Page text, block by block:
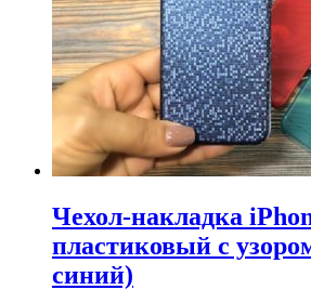
Чехол-накладка
пластиковый с
синий)